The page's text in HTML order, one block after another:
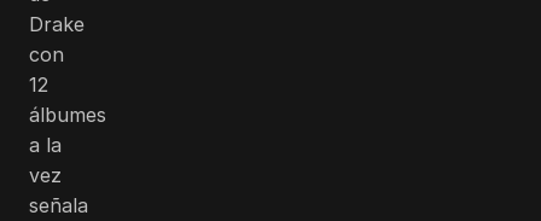
Drake
con
12
álbumes
a la
vez
señala